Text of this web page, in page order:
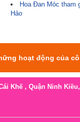
Hoa Đan Móc tham
Hảo
hoạt động của
Khế , Quận Ninh